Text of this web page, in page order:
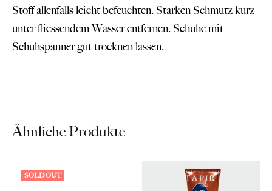
Stoff allenfalls leicht befeuchten. Starken Schmutz kurz
unter fliessendem Wasser entfernen. Schuhe mit
Schuhspanner gut trocknen lassen.
Ähnliche Produkte
SOLD OUT